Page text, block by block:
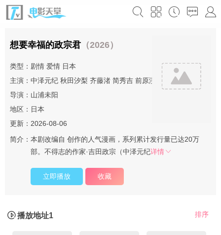
想要幸福的政宗君 （2026）
类型： 剧情 爱情 日本
主演： 中泽元纪 秋田汐梨 齐藤渚 简秀吉 前原滉
导演： 山浦未阳
地区： 日本
更新：2026-08-06
简介： 本剧改编自 创作的人气漫画，系列累计发行量已达20万
部。不得志的作家·吉田政宗（中泽元纪详情
立即播放 收藏
排序
播放地址1